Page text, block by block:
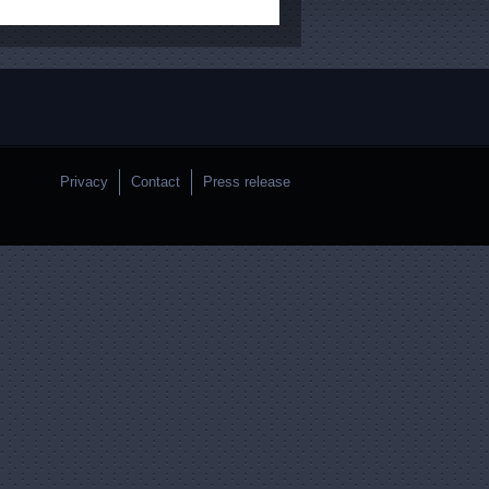
Privacy Contact Press release